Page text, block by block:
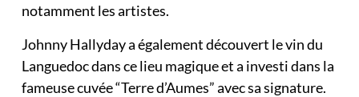
notamment les artistes.
Johnny Hallyday a également découvert le vin du
Languedoc dans ce lieu magique et a investi dans la
fameuse cuvée “Terre d’Aumes” avec sa signature.